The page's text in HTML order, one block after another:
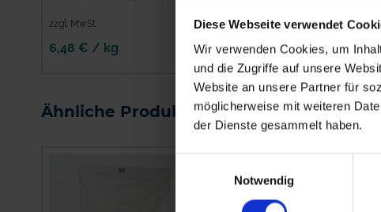
Diese Webseite verwendet
Wir verwenden Cookies, um
und die Zugriffe auf unsere
Website an unsere Partner für
möglicherweise mit weiteren
der Dienste gesammelt haben.
Notwendig
zzgl. MwSt.
6,48 € / kg
zzgl. MwSt.
3,31 € / kg
WARENKORB
Ähnliche Produkte